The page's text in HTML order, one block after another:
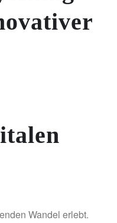
Wandel erlebt.